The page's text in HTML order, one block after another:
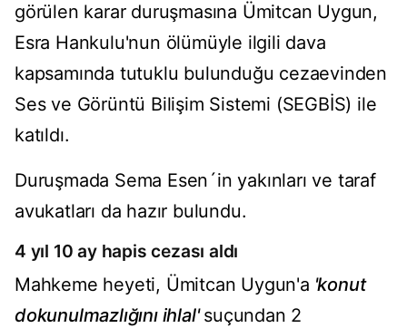
görülen karar duruşmasına Ümitcan Uygun,
Esra Hankulu'nun ölümüyle ilgili dava
kapsamında tutuklu bulunduğu cezaevinden
Ses ve Görüntü Bilişim Sistemi (SEGBİS) ile
katıldı.
Duruşmada Sema Esen´in yakınları ve taraf
avukatları da hazır bulundu.
4 yıl 10 ay hapis cezası aldı
Mahkeme heyeti, Ümitcan Uygun'a 'konut
dokunulmazlığını ihlal'suçundan 2